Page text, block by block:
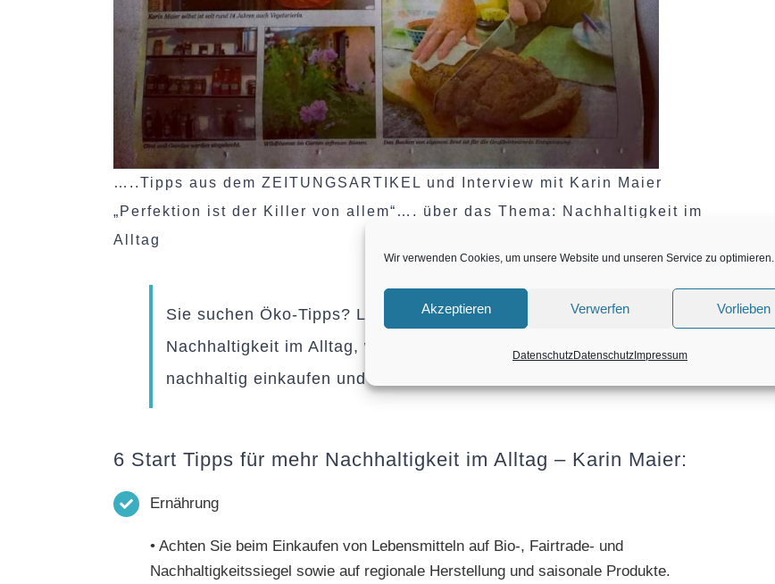
Wir verwenden Cookies, um unsere Website und unseren Service zu optimieren.
Akzeptieren Verwerfen Vorlieben
DatenschutzDatenschutz Impressum
…..Tipps aus dem ZEITUNGSARTIKEL und Interview mit Karin Maier
„Perfektion ist der Killer von allem“…. über das Thema: Nachhaltigkeit im
Alltag
Sie suchen Öko-Tipps? Lesen Sie in unsere Tipps für
Nachhaltigkeit im Alltag, wie leicht es geht: im Alltag sparen,
nachhaltig einkaufen und wohnen.
6 Start Tipps für mehr Nachhaltigkeit im Alltag – Karin Maier:
Ernährung
• Achten Sie beim Einkaufen von Lebensmitteln auf Bio-, Fairtrade- und
Nachhaltigkeitssiegel sowie auf regionale Herstellung und saisonale Produkte.